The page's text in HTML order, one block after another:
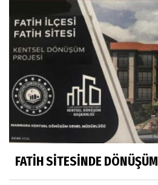
FATİH SİTESİNDE DÖNÜŞÜM